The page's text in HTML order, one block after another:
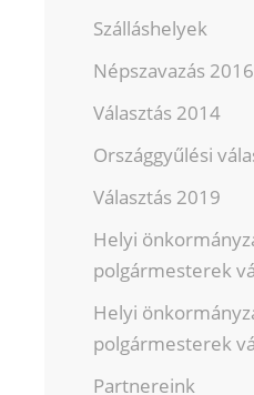
Szálláshelyek
Népszavazás 2016
Választás 2014
Országgyűlési
Választás 2019
Helyi
polgármesterek
Helyi
polgármesterek
Partnereink